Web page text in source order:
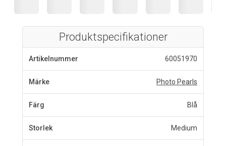
Produktspecifikationer
Artikelnummer 60051970
Märke Photo Pearls
Färg Blå
Storlek Medium